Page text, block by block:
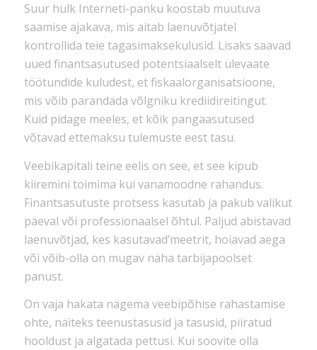
Suur hulk Interneti-panku koostab muutuva
saamise ajakava, mis aitab laenuvõtjatel
kontrollida teie tagasimaksekulusid. Lisaks saavad
uued finantsasutused potentsiaalselt ülevaate
töötundide kuludest, et fiskaalorganisatsioone,
mis võib parandada võlgniku krediidireitingut.
Kuid pidage meeles, et kõik pangaasutused
võtavad ettemaksu tulemuste eest tasu.
Veebikapitali teine ​​eelis on see, et see kipub
kiiremini toimima kui vanamoodne rahandus.
Finantsasutuste protsess kasutab ja pakub valikut
päeval või professionaalsel õhtul. Paljud abistavad
laenuvõtjad, kes kasutavad’meetrit, hoiavad aega
või võib-olla on mugav näha tarbijapoolset
panust.
On vaja hakata nägema veebipõhise rahastamise
ohte, näiteks teenustasusid ja tasusid, piiratud
hooldust ja algatada pettusi. Kui soovite olla